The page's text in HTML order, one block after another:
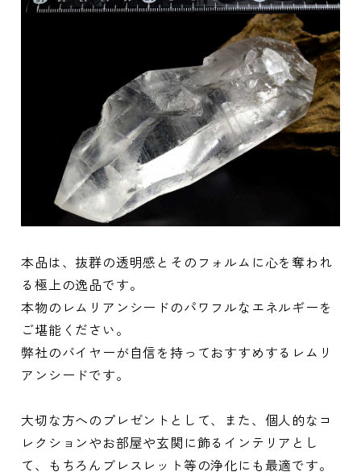
本品は、抜群の透明感とそのフォルムに心を奪われ
る極上の逸品です。
本物のレムリアンシードのパワフルなエネルギーを
ご堪能ください。
弊社のバイヤーが自信を持っておすすめするレムリ
アンシードです。
大切な方へのプレゼントとして、また、個人的なコ
レクションやお部屋や玄関に飾るインテリアとし
て、もちろんブレスレット等の浄化にも最適です。